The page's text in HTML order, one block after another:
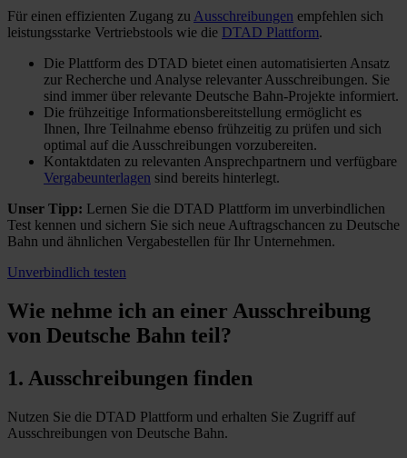
Für einen effizienten Zugang zu Ausschreibungen empfehlen sich
leistungsstarke Vertriebstools wie die DTAD Plattform.
Die Plattform des DTAD bietet einen automatisierten Ansatz
zur Recherche und Analyse relevanter Ausschreibungen. Sie
sind immer über relevante Deutsche Bahn-Projekte informiert.
Die frühzeitige Informationsbereitstellung ermöglicht es
Ihnen, Ihre Teilnahme ebenso frühzeitig zu prüfen und sich
optimal auf die Ausschreibungen vorzubereiten.
Kontaktdaten zu relevanten Ansprechpartnern und verfügbare
Vergabeunterlagen sind bereits hinterlegt.
Unser Tipp: Lernen Sie die DTAD Plattform im unverbindlichen
Test kennen und sichern Sie sich neue Auftragschancen zu Deutsche
Bahn und ähnlichen Vergabestellen für Ihr Unternehmen.
Unverbindlich testen
Wie nehme ich an einer Ausschreibung
von Deutsche Bahn teil?
1. Ausschreibungen finden
Nutzen Sie die DTAD Plattform und erhalten Sie Zugriff auf
Ausschreibungen von Deutsche Bahn.